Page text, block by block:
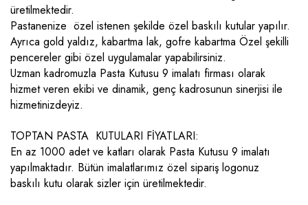
üretilmektedir.
Pastanenize özel istenen şekilde özel baskılı kutular yapılır.
Ayrıca gold yaldız, kabartma lak, gofre kabartma Özel şekilli
pencereler gibi özel uygulamalar yapabilirsiniz.
Uzman kadromuzla Pasta Kutusu 9 imalatı firması olarak
hizmet veren ekibi ve dinamik, genç kadrosunun sinerjisi ile
hizmetinizdeyiz.
TOPTAN PASTA KUTULARI FİYATLARI:
En az 1000 adet ve katları olarak Pasta Kutusu 9 imalatı
yapılmaktadır. Bütün imalatlarımız özel sipariş logonuz
baskılı kutu olarak sizler için üretilmektedir.